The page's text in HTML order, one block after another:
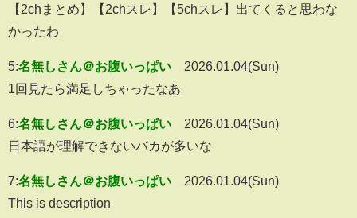
【2chまとめ】【2chスレ】【5chスレ】出てくると思わな
かったわ
5:名無しさん＠お腹いっぱい
2026.01.04(Sun)
1回見たら満足しちゃったなあ
6:名無しさん＠お腹いっぱい
2026.01.04(Sun)
日本語が理解できないバカが多いな
7:名無しさん＠お腹いっぱい
2026.01.04(Sun)
This is description